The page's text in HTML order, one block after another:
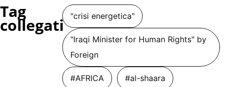
Tag
collegati "crisi energetica"
"Iraqi Minister for Human Rights" by
Foreign
#AFRICA #al-shaara